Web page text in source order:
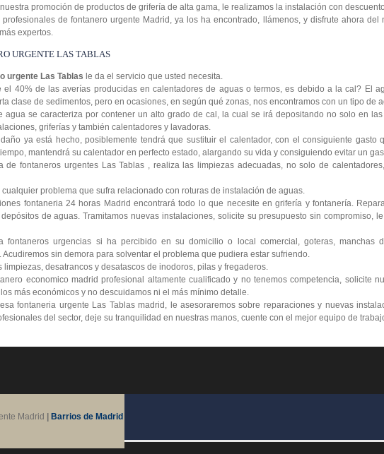
promoción de productos de grifería de alta gama, le realizamos la instalación con
profesionales de fontanero urgente Madrid, ya los ha encontrado, llámenos, y disfrute ahora
expertos.
URGENTE LAS TABLAS
urgente Las Tablas le da el servicio que usted necesita.
el 40% de las averías producidas en calentadores de aguas o termos, es debido a la cal? El
clase de sedimentos, pero en ocasiones, en según qué zonas, nos encontramos con un tipo de
agua se caracteriza por contener un alto grado de cal, la cual se irá depositando no solo en
griferías y también calentadores y lavadoras.
ya está hecho, posiblemente tendrá que sustituir el calentador, con el consiguiente gasto
mantendrá su calentador en perfecto estado, alargando su vida y consiguiendo evitar un
de fontaneros urgentes Las Tablas , realiza las limpiezas adecuadas, no solo de
cualquier problema que sufra relacionado con roturas de instalación de aguas.
fontaneria 24 horas Madrid encontrará todo lo que necesite en grifería y fontanería.
de aguas. Tramitamos nuevas instalaciones, solicite su presupuesto sin compromiso,
fontaneros urgencias si ha percibido en su domicilio o local comercial, goteras, manchas
Acudiremos sin demora para solventar el problema que pudiera estar sufriendo.
limpiezas, desatrancos y desatascos de inodoros, pilas y fregaderos.
economico madrid profesional altamente cualificado y no tenemos competencia, solicite
más económicos y no descuidamos ni el más mínimo detalle.
fontaneria urgente Las Tablas madrid, le asesoraremos sobre reparaciones y nuevas
del sector, deje su tranquilidad en nuestras manos, cuente con el mejor equipo de
Madrid Barrios de Madrid